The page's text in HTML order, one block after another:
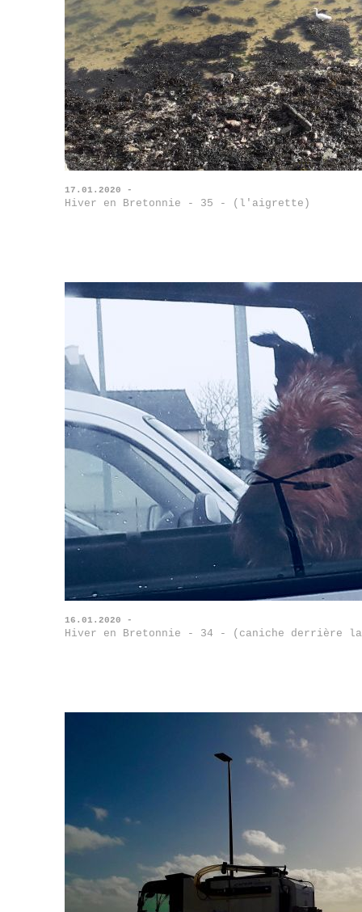
17.01.2020 -
Hiver en Bretonnie - 35 - (l'aigrette)
16.01.2020 -
Hiver en Bretonnie - 34 - (caniche derrière